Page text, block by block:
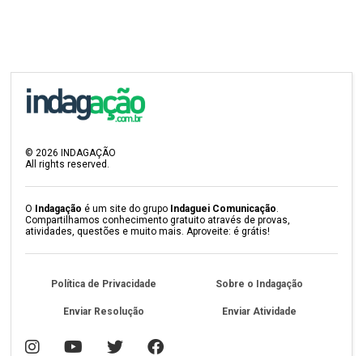
©2026 INDAGAÇÃO
All rights reserved.
O Indagação é um site do grupo Indaguei Comunicação.
Compartilhamos conhecimento gratuito através de provas,
atividades, questões e muito mais. Aproveite: é grátis!
Política de Privacidade Sobre o Indagação
Enviar Resolução Enviar Atividade